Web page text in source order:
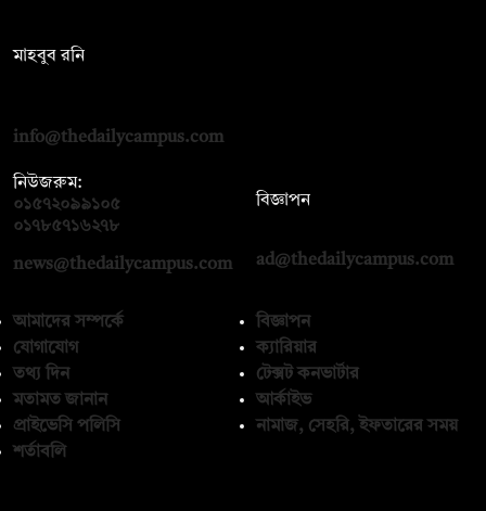
মাহবুব রনি
info@thedailycampus.com
নিউজরুম:
০১৫৭২০৯৯১০৫
০১৭৮৫৭১৬২৭৮
news@thedailycampus.com
বিজ্ঞাপন
ad@thedailycampus.com
আমাদের সম্পর্কে
যোগাযোগ
তথ্য দিন
মতামত জানান
প্রাইভেসি পলিসি
শর্তাবলি
বিজ্ঞাপন
ক্যারিয়ার
টেক্সট কনভার্টার
আর্কাইভ
নামাজ, সেহরি, ইফতারের সময়